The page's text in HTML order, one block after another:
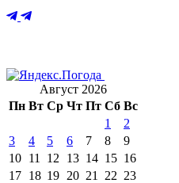
Август 2026
Пн Вт Ср Чт Пт Сб Вс
1
2
3
4 5 6 7 8
9
10 11 12 13 14 15 16
17 18 19 20 21 22 23